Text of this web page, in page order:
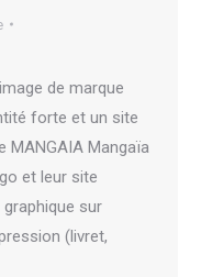
de marque
forte et un site
MANGAIA Mangaïa
et leur site
sur
(livret,